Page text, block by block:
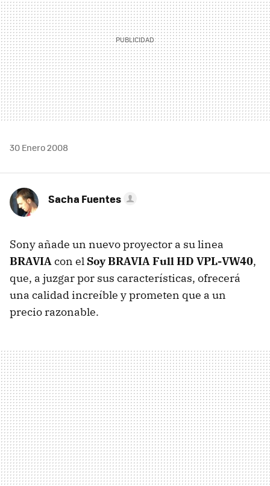
30 Enero 2008
Sacha Fuentes
Sony añade un nuevo proyector a su linea
BRAVIA con el Soy BRAVIA Full HD VPL-VW40,
que, a juzgar por sus características, ofrecerá
una calidad increíble y prometen que a un
precio razonable.